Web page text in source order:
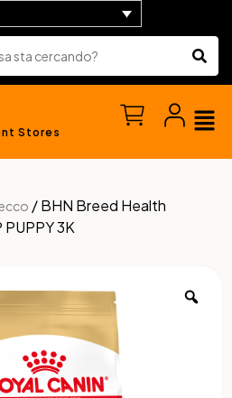
Stores
/ BHN Breed Health
3K